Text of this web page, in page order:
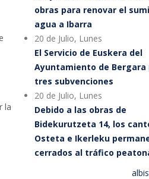
la
obras para renovar el
agua a Ibarra
20 de Julio, Lunes
El Servicio de Euskera del
Ayuntamiento de Bergara
tres subvenciones
20 de Julio, Lunes
Debido a las obras de
Bidekurutzeta 14, los
Osteta e Ikerleku
cerrados al tráfico